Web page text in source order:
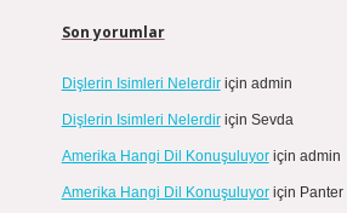
Son yorumlar
Dişlerin Isimleri Nelerdiriçin admin
Dişlerin Isimleri Nelerdiriçin Sevda
Amerika Hangi Dil Konuşuluyoriçin admin
Amerika Hangi Dil Konuşuluyoriçin Panter